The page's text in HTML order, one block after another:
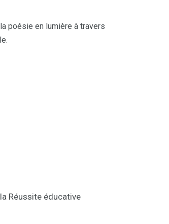
poésie en lumière à travers
Réussite éducative